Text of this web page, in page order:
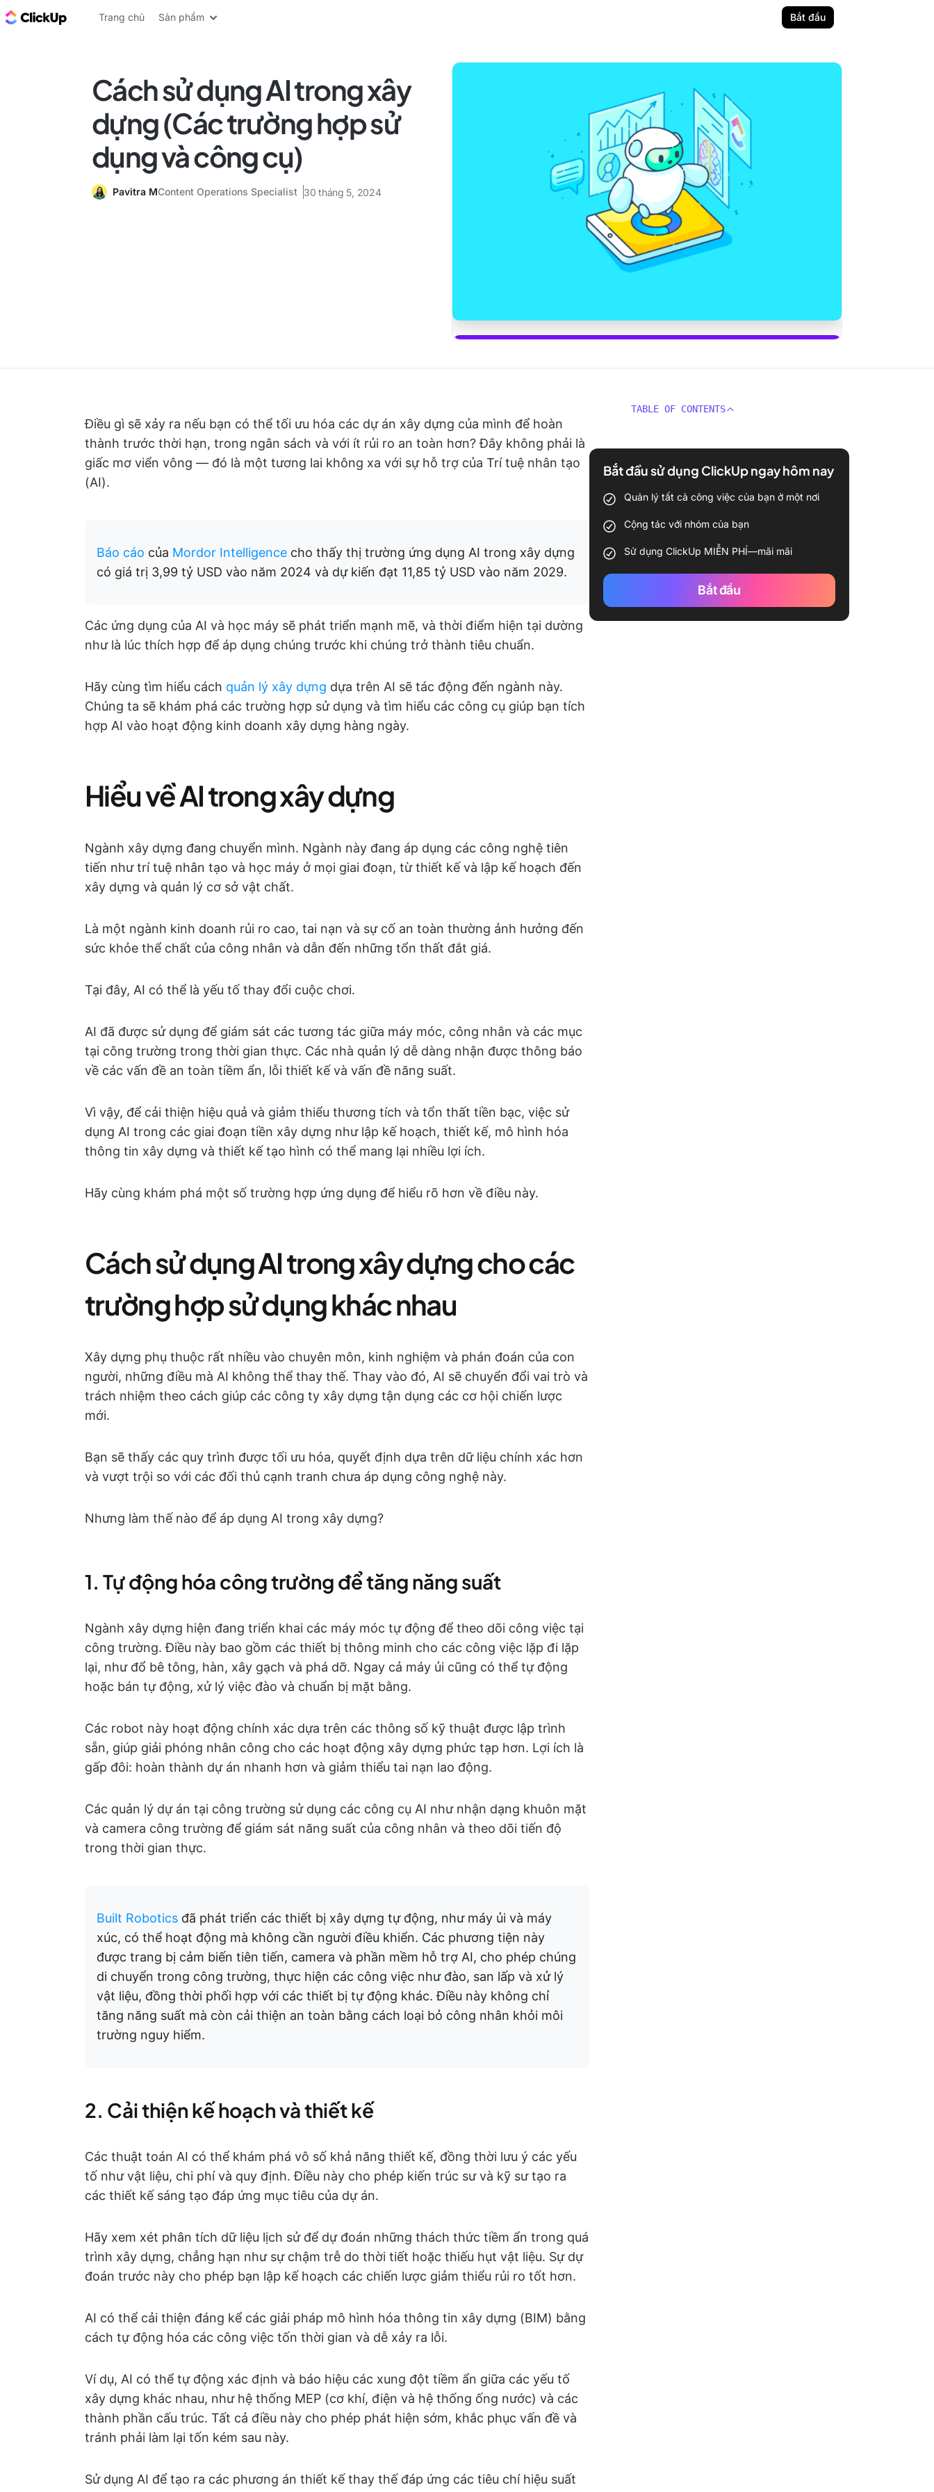
ClickUp Blog
Trang chủ Sản phẩm Bắt đầu
Cách sử dụng AI trong xây
dựng (Các trường hợp sử
dụng và công cụ)
Pavitra MContent Operations Specialist 30 tháng 5, 2024
Điều gì sẽ xảy ra nếu bạn có thể tối ưu hóa các dự án xây dựng của mình để hoàn
thành trước thời hạn, trong ngân sách và với ít rủi ro an toàn hơn? Đây không phải là
giấc mơ viển vông — đó là một tương lai không xa với sự hỗ trợ của Trí tuệ nhân tạo
(AI).
Báo cáo của Mordor Intelligence cho thấy thị trường ứng dụng AI trong xây dựng
có giá trị 3,99 tỷ USD vào năm 2024 và dự kiến đạt 11,85 tỷ USD vào năm 2029.
Các ứng dụng của AI và học máy sẽ phát triển mạnh mẽ, và thời điểm hiện tại dường
như là lúc thích hợp để áp dụng chúng trước khi chúng trở thành tiêu chuẩn.
Hãy cùng tìm hiểu cách quản lý xây dựng dựa trên AI sẽ tác động đến ngành này.
Chúng ta sẽ khám phá các trường hợp sử dụng và tìm hiểu các công cụ giúp bạn tích
hợp AI vào hoạt động kinh doanh xây dựng hàng ngày.
Hiểu về AI trong xây dựng
Ngành xây dựng đang chuyển mình. Ngành này đang áp dụng các công nghệ tiên
tiến như trí tuệ nhân tạo và học máy ở mọi giai đoạn, từ thiết kế và lập kế hoạch đến
xây dựng và quản lý cơ sở vật chất.
Là một ngành kinh doanh rủi ro cao, tai nạn và sự cố an toàn thường ảnh hưởng đến
sức khỏe thể chất của công nhân và dẫn đến những tổn thất đắt giá.
Tại đây, AI có thể là yếu tố thay đổi cuộc chơi.
AI đã được sử dụng để giám sát các tương tác giữa máy móc, công nhân và các mục
tại công trường trong thời gian thực. Các nhà quản lý dễ dàng nhận được thông báo
về các vấn đề an toàn tiềm ẩn, lỗi thiết kế và vấn đề năng suất.
Vì vậy, để cải thiện hiệu quả và giảm thiểu thương tích và tổn thất tiền bạc, việc sử
dụng AI trong các giai đoạn tiền xây dựng như lập kế hoạch, thiết kế, mô hình hóa
thông tin xây dựng và thiết kế tạo hình có thể mang lại nhiều lợi ích.
Hãy cùng khám phá một số trường hợp ứng dụng để hiểu rõ hơn về điều này.
Cách sử dụng AI trong xây dựng cho các
trường hợp sử dụng khác nhau
Xây dựng phụ thuộc rất nhiều vào chuyên môn, kinh nghiệm và phán đoán của con
người, những điều mà AI không thể thay thế. Thay vào đó, AI sẽ chuyển đổi vai trò và
trách nhiệm theo cách giúp các công ty xây dựng tận dụng các cơ hội chiến lược
mới.
Bạn sẽ thấy các quy trình được tối ưu hóa, quyết định dựa trên dữ liệu chính xác hơn
và vượt trội so với các đối thủ cạnh tranh chưa áp dụng công nghệ này.
Nhưng làm thế nào để áp dụng AI trong xây dựng?
1. Tự động hóa công trường để tăng năng suất
Ngành xây dựng hiện đang triển khai các máy móc tự động để theo dõi công việc tại
công trường. Điều này bao gồm các thiết bị thông minh cho các công việc lặp đi lặp
lại, như đổ bê tông, hàn, xây gạch và phá dỡ. Ngay cả máy ủi cũng có thể tự động
hoặc bán tự động, xử lý việc đào và chuẩn bị mặt bằng.
Các robot này hoạt động chính xác dựa trên các thông số kỹ thuật được lập trình
sẵn, giúp giải phóng nhân công cho các hoạt động xây dựng phức tạp hơn. Lợi ích là
gấp đôi: hoàn thành dự án nhanh hơn và giảm thiểu tai nạn lao động.
Các quản lý dự án tại công trường sử dụng các công cụ AI như nhận dạng khuôn mặt
và camera công trường để giám sát năng suất của công nhân và theo dõi tiến độ
trong thời gian thực.
Built Robotics đã phát triển các thiết bị xây dựng tự động, như máy ủi và máy
xúc, có thể hoạt động mà không cần người điều khiển. Các phương tiện này
được trang bị cảm biến tiên tiến, camera và phần mềm hỗ trợ AI, cho phép chúng
di chuyển trong công trường, thực hiện các công việc như đào, san lấp và xử lý
vật liệu, đồng thời phối hợp với các thiết bị tự động khác. Điều này không chỉ
tăng năng suất mà còn cải thiện an toàn bằng cách loại bỏ công nhân khỏi môi
trường nguy hiểm.
2. Cải thiện kế hoạch và thiết kế
Các thuật toán AI có thể khám phá vô số khả năng thiết kế, đồng thời lưu ý các yếu
tố như vật liệu, chi phí và quy định. Điều này cho phép kiến trúc sư và kỹ sư tạo ra
các thiết kế sáng tạo đáp ứng mục tiêu của dự án.
Hãy xem xét phân tích dữ liệu lịch sử để dự đoán những thách thức tiềm ẩn trong quá
trình xây dựng, chẳng hạn như sự chậm trễ do thời tiết hoặc thiếu hụt vật liệu. Sự dự
đoán trước này cho phép bạn lập kế hoạch các chiến lược giảm thiểu rủi ro tốt hơn.
AI có thể cải thiện đáng kể các giải pháp mô hình hóa thông tin xây dựng (BIM) bằng
cách tự động hóa các công việc tốn thời gian và dễ xảy ra lỗi.
Ví dụ, AI có thể tự động xác định và báo hiệu các xung đột tiềm ẩn giữa các yếu tố
xây dựng khác nhau, như hệ thống MEP (cơ khí, điện và hệ thống ống nước) và các
thành phần cấu trúc. Tất cả điều này cho phép phát hiện sớm, khắc phục vấn đề và
tránh phải làm lại tốn kém sau này.
Sử dụng AI để tạo ra các phương án thiết kế thay thế đáp ứng các tiêu chí hiệu suất
TABLE OF CONTENTS
Bắt đầu sử dụng ClickUp ngay hôm nay
Quản lý tất cả công việc của bạn ở một nơi
Cộng tác với nhóm của bạn
Sử dụng ClickUp MIỄN PHÍ—mãi mãi
Bắt đầu